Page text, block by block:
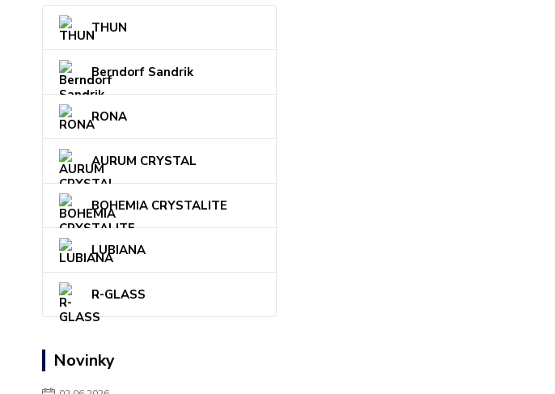
THUN
Berndorf Sandrik
RONA
AURUM CRYSTAL
BOHEMIA CRYSTALITE
LUBIANA
R-GLASS
Novinky